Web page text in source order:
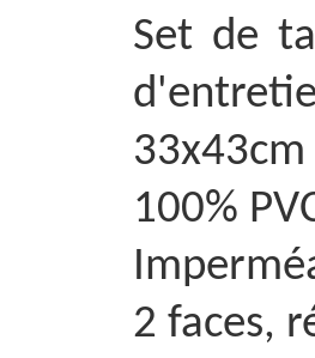
Set de
33x43cm
100%
2 faces,